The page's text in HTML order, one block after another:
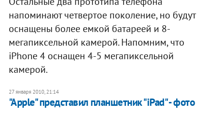
напоминают четвертое поколение, но будут
оснащены более емкой батареей и 8-
мегапиксельной камерой. Напомним, что
iPhone 4 оснащен 4-5 мегапиксельной
камерой.
27 января 2010, 21:14
"Apple" представил планшетник "iPad" - фото